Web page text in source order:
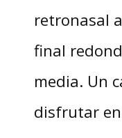
retronasal
final
media. Un
disfrutar